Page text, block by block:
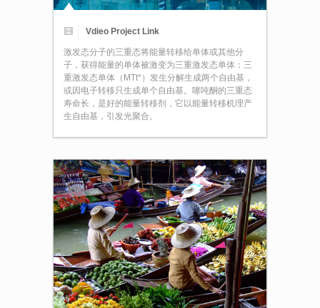
Vdieo Project Link
激发态分子的三重态将能量转移给单体或其他分
子，获得能量的单体被激变为三重激发态单体：三
重激发态单体（MTt*）发生分解生成两个自由基，
或因电子转移只生成单个自由基。噻吨酮的三重态
寿命长，是好的能量转移剂，它以能量转移机理产
生自由基，引发光聚合。